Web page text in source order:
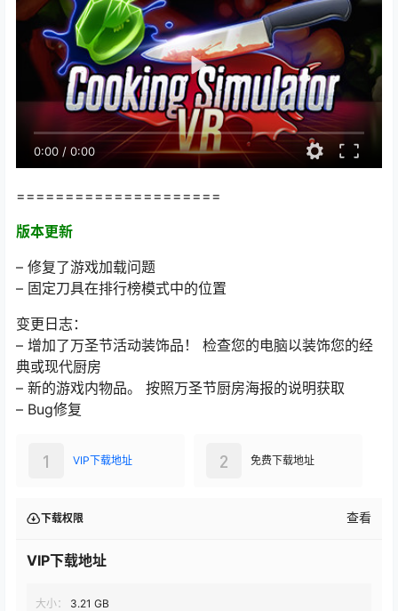
0:00 / 0:00
=====================
版本更新
– 修复了游戏加载问题
– 固定刀具在排行榜模式中的位置
变更日志：
– 增加了万圣节活动装饰品！ 检查您的电脑以装饰您的经
典或现代厨房
– 新的游戏内物品。 按照万圣节厨房海报的说明获取
– Bug修复
VIP下载地址
1 免费下载地址
2
下载权限 查看
VIP下载地址
大小：
3.21 GB